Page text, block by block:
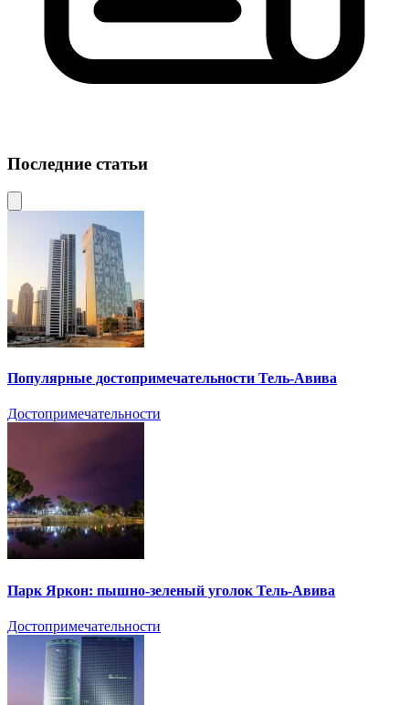
Последние статьи
Популярные достопримечательности Тель-Авива
Достопримечательности
Парк Яркон: пышно-зеленый уголок Тель-Авива
Достопримечательности